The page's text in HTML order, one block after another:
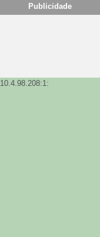
Publicidade
10.4.98.208:1: